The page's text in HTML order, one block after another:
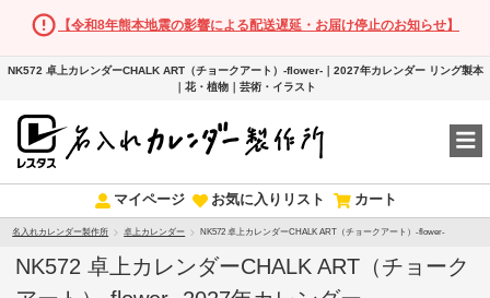
【令和8年熊本地震の影響による配送遅延・お届け停止のお知らせ】
NK572 卓上カレンダーCHALK ART（チョークアート）-flower-｜2027年カレンダー リング製本
｜花・植物｜芸術・イラスト
マイページ お気に入りリスト カート
名入れカレンダー製作所 卓上カレンダー NK572 卓上カレンダーCHALK ART（チョークアート）-flower-
NK572 卓上カレンダーCHALK ART（チョーク